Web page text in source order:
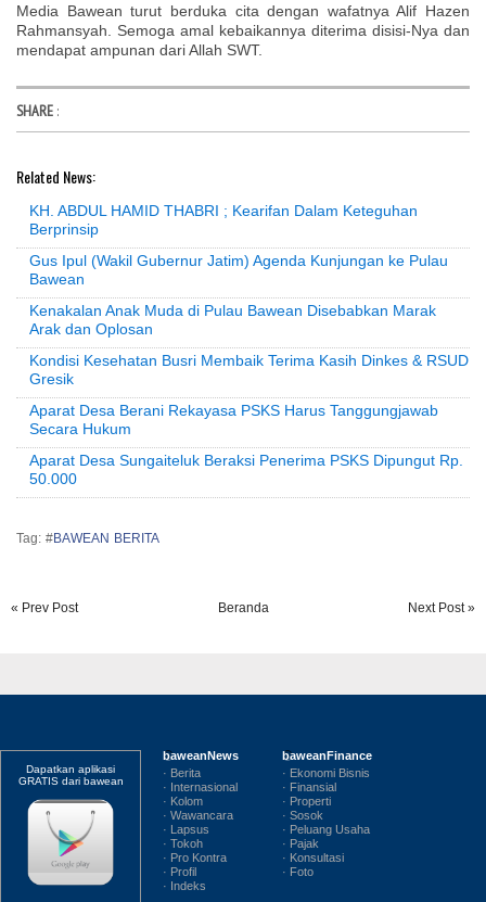
Media Bawean turut berduka cita dengan wafatnya Alif Hazen
Rahmansyah. Semoga amal kebaikannya diterima disisi-Nya dan
mendapat ampunan dari Allah SWT.
SHARE :
Related News:
KH. ABDUL HAMID THABRI ; Kearifan Dalam Keteguhan
Berprinsip
Gus Ipul (Wakil Gubernur Jatim) Agenda Kunjungan ke Pulau
Bawean
Kenakalan Anak Muda di Pulau Bawean Disebabkan Marak
Arak dan Oplosan
Kondisi Kesehatan Busri Membaik Terima Kasih Dinkes & RSUD
Gresik
Aparat Desa Berani Rekayasa PSKS Harus Tanggungjawab
Secara Hukum
Aparat Desa Sungaiteluk Beraksi Penerima PSKS Dipungut Rp.
50.000
Tag: #BAWEAN BERITA
« Prev Post Next Post »
Beranda
Dapatkan aplikasi
GRATIS dari bawean
baweanNews
· Berita
· Internasional
· Kolom
· Wawancara
· Lapsus
· Tokoh
· Pro Kontra
· Profil
· Indeks
baweanFinance
· Ekonomi Bisnis
· Finansial
· Properti
· Sosok
· Peluang Usaha
· Pajak
· Konsultasi
· Foto